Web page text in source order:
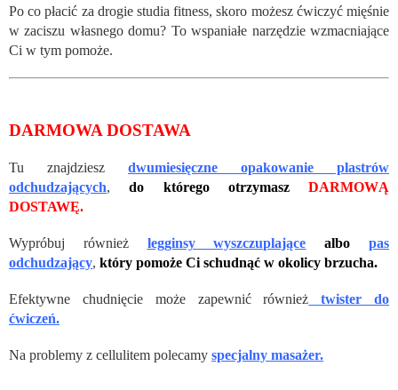
Po co płacić za drogie studia fitness, skoro możesz ćwiczyć mięśnie
w zaciszu własnego domu? To wspaniałe narzędzie wzmacniające
Ci w tym pomoże.
DARMOWA DOSTAWA
Tu znajdziesz dwumiesięczne opakowanie plastrów
odchudzających,do którego otrzymasz
DARMOWĄ
DOSTAWĘ.
Wypróbuj również legginsy wyszczuplające albo
pas
odchudzający, który pomoże Ci schudnąć w okolicy brzucha.
Efektywne chudnięcie może zapewnić również
twister do
ćwiczeń.
Na problemy z cellulitem polecamy specjalny masażer.